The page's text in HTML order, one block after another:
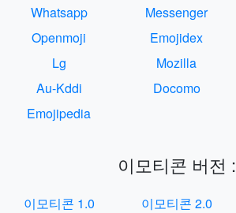
Whatsapp
Messenger
Openmoji
Emojidex
Lg
Mozilla
Au-Kddi
Docomo
Emojipedia
이모티콘 버전 :
이모티콘 1.0 이모티콘 2.0